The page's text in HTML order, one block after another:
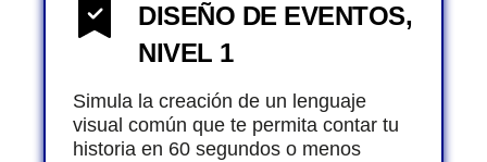
DISEÑO DE EVENTOS,
NIVEL 1
Simula la creación de un lenguaje
visual común que te permita contar tu
historia en 60 segundos o menos